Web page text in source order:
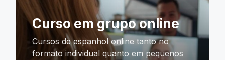
Curso em grupo online
Cursos de espanhol online tanto no
formato individual quanto em pequenos